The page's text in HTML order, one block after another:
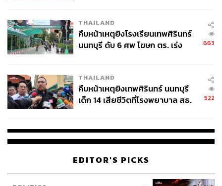
THAILAND
คืบหน้าเหตุยิงโรงเรียนเทพศิรินทร์
นนทบุรี ดับ 6 ศพ โฆษก ตร. เร่ง
663
THAILAND
คืบหน้าเหตุยิงเทพศิรินทร์ นนทบุรี
เด็ก 14 เสียชีวิตที่โรงพยาบาล สธ.
522
EDITOR'S PICKS